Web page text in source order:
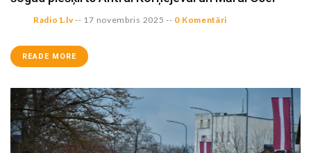
Radio1.lv-- 17 novembris 2025 -- 0 Komentāri
READE MORE